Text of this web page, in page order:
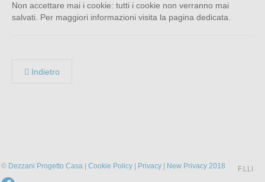
Non accettare mai i cookie: tutti i cookie non verranno mai
salvati. Per maggiori informazioni visita la pagina dedicata.
Indietro
© Dezzani Progetto Casa | Cookie Policy | Privacy | New Privacy 2018 F.LLI